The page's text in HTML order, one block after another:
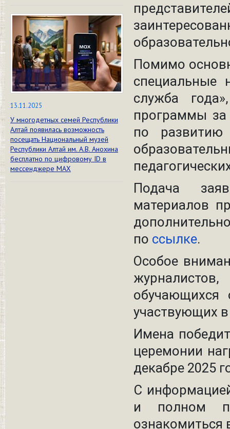
13.11.2025
У многодетных семей Республики
Алтай появилась возможность
посещать Национальный музей
Республики Алтай им. А.В. Анохина
бесплатно по цифровому ID в
мессенджере МАХ
Помимо
специальные
служба
программы за
по развитию
Подача
материалов
по ссылке.
Особое
обучающихся
участвующих
Имена
церемонии
декабре 2025
С
и полном
ознакомиться